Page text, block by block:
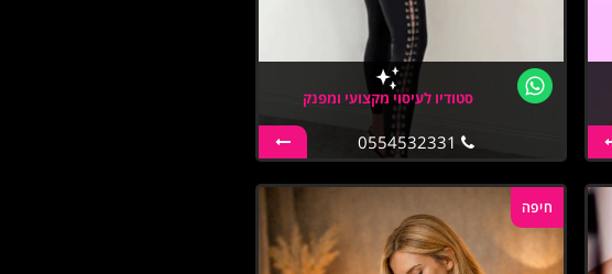
סטודיו לעיסוי מקצועי ומפנק
0554532331
חיפה